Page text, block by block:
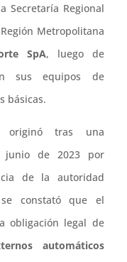
Secretaría Regional
Metropolitana
SpA, luego de
sus equipos de
básicas.
originó tras una
junio de 2023 por
de la autoridad
constató que el
obligación legal de
automáticos